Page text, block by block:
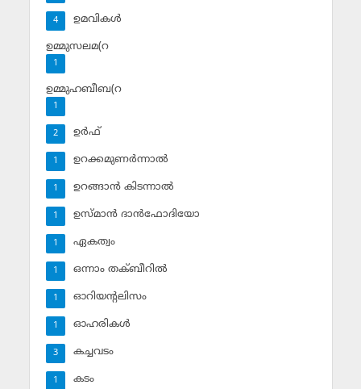
ഉമവികള്‍
4
ഉമ്മുസലമ(റ
1
ഉമ്മുഹബീബ(റ
1
ഉര്‍ഫ്
2
ഉറക്കമുണര്‍ന്നാല്‍
1
ഉറങ്ങാന്‍ കിടന്നാല്‍
1
ഉസ്മാന്‍ ദാന്‍ഫോദിയോ
1
ഏകത്വം
1
ഒന്നാം തക്ബീറില്‍
1
ഓറിയന്റലിസം
1
ഓഹരികള്‍
1
കച്ചവടം
3
കടം
1